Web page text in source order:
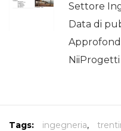
Settore
Data di
NiiProgetti
Tags: ingegneria,